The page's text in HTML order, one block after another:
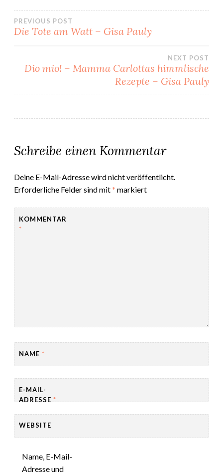
Beitragsnavigation
PREVIOUS POST
Die Tote am Watt – Gisa Pauly
NEXT POST
Dio mio! – Mamma Carlottas himmlische
Rezepte – Gisa Pauly
Schreibe einen Kommentar
Deine E-Mail-Adresse wird nicht veröffentlicht.
Erforderliche Felder sind mit* markiert
KOMMENTAR
*
NAME *
E-MAIL-
ADRESSE *
WEBSITE
Name, E-Mail-
Adresse und